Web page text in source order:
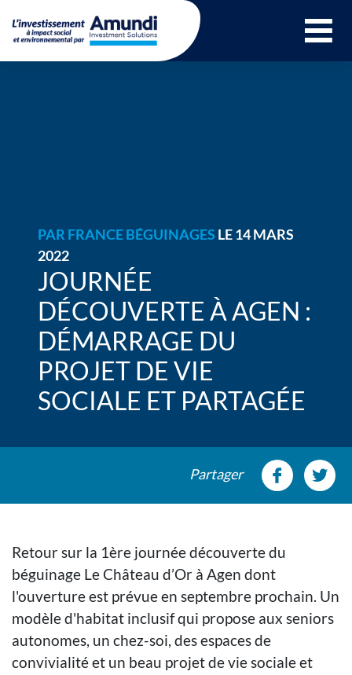
PAR FRANCE BÉGUINAGES LE 14 MARS
2022
JOURNÉE
DÉCOUVERTE À AGEN :
DÉMARRAGE DU
PROJET DE VIE
SOCIALE ET PARTAGÉE
Partager
Retour sur la 1ère journée découverte du
béguinage Le Château d’Or à Agen dont
l'ouverture est prévue en septembre prochain. Un
modèle d'habitat inclusif qui propose aux seniors
autonomes, un chez-soi, des espaces de
convivialité et un beau projet de vie sociale et